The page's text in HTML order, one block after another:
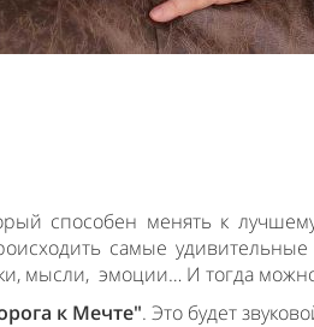
способен менять к
самые
мысли, эмоции… И тогда
к Мечте". Это будет